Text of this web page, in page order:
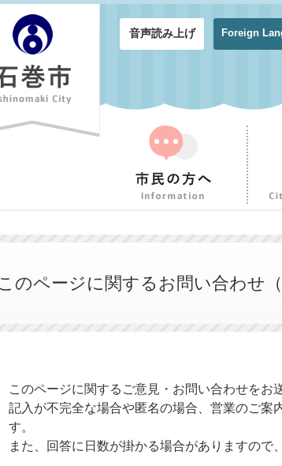
音声読み上げ Foreign
のページに関するお問い合わせ
このページに関するご意見・お問い合わせをお
記入が不完全な場合や匿名の場合、営業のご案
す。
また、回答に日数が掛かる場合がありますので